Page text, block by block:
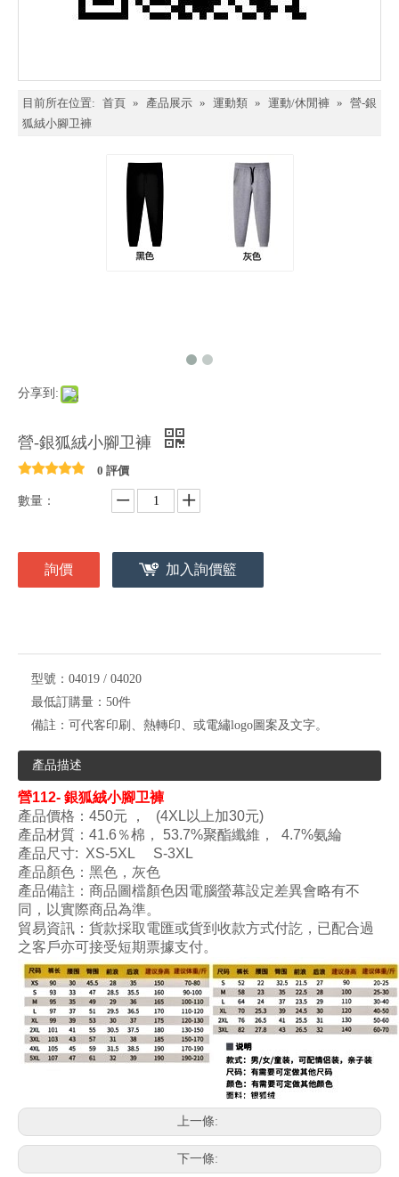
目前所在位置: 首頁 » 產品展示 » 運動類 » 運動/休閒褲 » 營-銀
狐絨小腳卫褲
分享到:
營-銀狐絨小腳卫褲
0 評價
數量：
詢價 加入詢價籃
型號： 04019 / 04020
最低訂購量： 50件
備註： 可代客印刷、熱轉印、或電繡logo圖案及文字。
產品描述
營112- 銀狐絨小腳卫褲
產品價格：450元 ， (4XL以上加30元)
產品材質：41.6％棉， 53.7%聚酯纖維， 4.7%氨綸
產品尺寸: XS-5XL S-3XL
產品顏色 ：黑色，灰色
產品備註：商品圖檔顏色因電腦螢幕設定差異會略有不
同，以實際商品為準。
貿易資訊：貨款採取電匯或貨到收款方式付訖，已配合過
之客戶亦可接受短期票據支付。
上一條:
下一條: